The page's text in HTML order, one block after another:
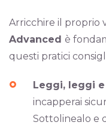
Arricchire il proprio
Advanced è
questi pratici
Leggi, leggi
incapperai
Sottolinealo e